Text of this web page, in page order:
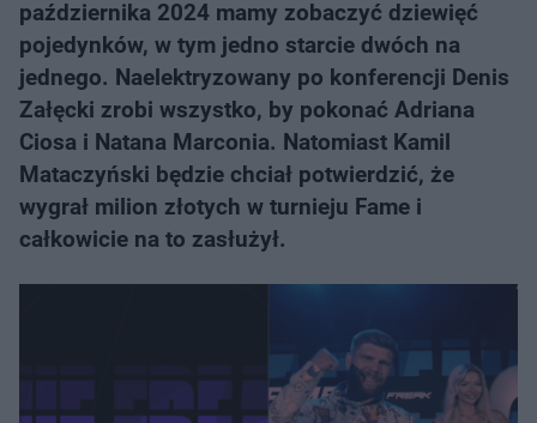
października 2024 mamy zobaczyć dziewięć
pojedynków, w tym jedno starcie dwóch na
jednego. Naelektryzowany po konferencji Denis
Załęcki zrobi wszystko, by pokonać Adriana
Ciosa i Natana Marconia. Natomiast Kamil
Mataczyński będzie chciał potwierdzić, że
wygrał milion złotych w turnieju Fame i
całkowicie na to zasłużył.